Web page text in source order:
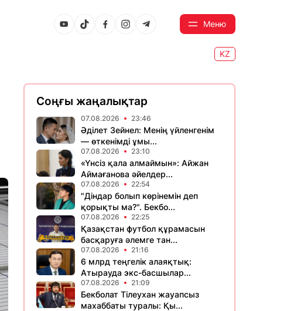
Меню
KZ
Соңғы жаңалықтар
07.08.2026 23:46
Әділет Зейнел: Менің үйленгенім
— өткенімді ұмы...
07.08.2026 23:10
«Үнсіз қала алмаймын»: Айжан
Аймағанова әйелдер...
07.08.2026 22:54
"Діндар болып көрінемін деп
қорықты ма?". Бекбо...
07.08.2026 22:25
Қазақстан футбол құрамасын
басқаруға әлемге тан...
07.08.2026 21:16
6 млрд теңгелік алаяқтық:
Атырауда экс-басшылар...
07.08.2026 21:09
Бекболат Тілеухан жауапсыз
махаббаты туралы: Қы...